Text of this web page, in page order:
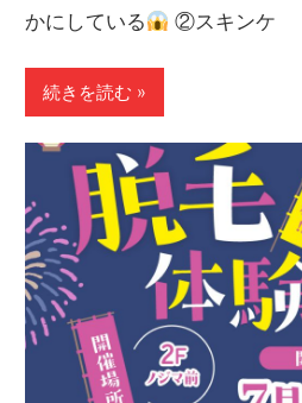
かにしている
②スキンケ
続きを読む »